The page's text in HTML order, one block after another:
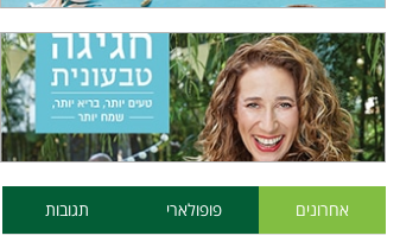
אחרונים פופולארי תגובות